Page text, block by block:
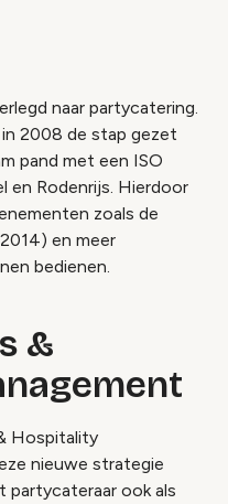
naar partycatering.
2008 de stap gezet
pand met een ISO
en Rodenrijs. Hierdoor
zoals de
en meer
bedienen.
&
Hospitality
nieuwe strategie
partycateraar ook als